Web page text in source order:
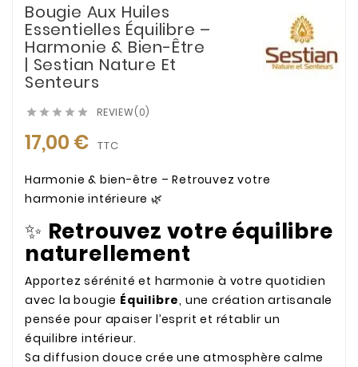
Bougie Aux Huiles
Essentielles Équilibre –
Harmonie & Bien-Être
| Sestian Nature Et
Senteurs
     REVIEW(0)
17,00 € TTC
Harmonie & bien-être – Retrouvez votre
harmonie intérieure 🌿
✨ Retrouvez votre équilibre
naturellement
Apportez sérénité et harmonie à votre quotidien
avec la bougie Équilibre, une création artisanale
pensée pour apaiser l’esprit et rétablir un
équilibre intérieur.
Sa diffusion douce crée une atmosphère calme